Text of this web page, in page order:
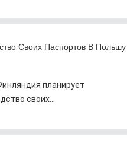
Своих Паспортов В Польшу
планирует
своих...